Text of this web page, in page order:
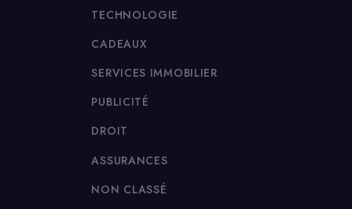
TECHNOLOGIE
CADEAUX
SERVICES IMMOBILIER
PUBLICITÉ
DROIT
ASSURANCES
NON CLASSÉ